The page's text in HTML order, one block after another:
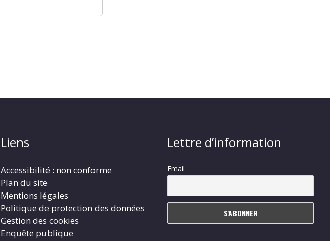
Liens
Accessibilité : non conforme
Plan du site
Mentions légales
Politique de protection des données
Gestion des cookies
Enquête publique
Lettre d’information
Email